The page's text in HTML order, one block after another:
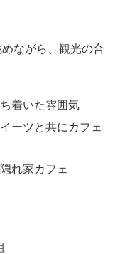
ながら、観光の合
着いた雰囲気
ーツと共にカフェ
れ家カフェ